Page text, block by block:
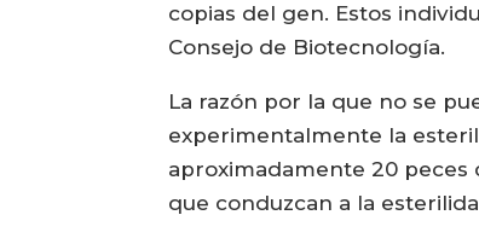
copias del gen. Estos
Consejo de Biotecnología.
La razón por la que no se
experimentalmente la
aproximadamente 20
que conduzcan a la